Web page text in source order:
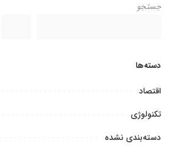
جستجو
دسته‌ها
اقتصاد
تکنولوژی
دسته‌بندی نشده